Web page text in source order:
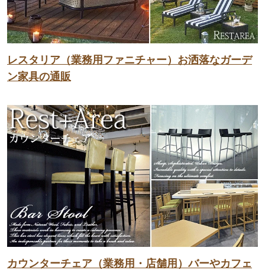
レスタリア（業務用ファニチャー）お洒落なガーデ
ン家具の通販
カウンターチェア（業務用・店舗用）バーやカフェ